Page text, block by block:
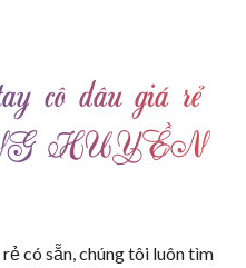
cô dâu giá rẻ
HUYỀN
có sẵn, chúng tôi luôn tìm